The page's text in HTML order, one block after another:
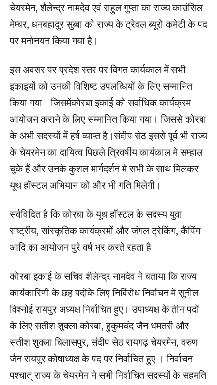
चेयरमेन, शैलेन्द्र नामदेव एवं राहुल गुप्ता का राज्य काउंसिल
मेम्बर, धनबहादुर सुब्बा को राज्य के ट्रेवल ब्यूरो कमेटी के पद
पर मनोनयन किया गया है।
इस अवसर पर प्रदेश स्तर पर विगत कार्यकाल में सभी
इकाइयों को उनकी विशिष्ट उपलब्धियों के लिए सम्मानित
किया गया। जिसमेंकोरबा इकाई को सर्वाधिक कार्यक्रम
आयोजन कराने के लिए सम्मानित किया गया। जिससे कोरबा
के अभी सदस्यों में हर्ष व्याप्त है।संदीप सेठ इससे पूर्व भी राज्य
के चेयरमेन का दायित्व पिछले त्रिवर्षीय कार्यकाल मे सम्हाल
चुके हैं और उनके कुशल मार्गदर्शन मे सभी के साथ मिलकर
यूथ हॉस्टल अभियान को और भी गति मिलेगी।
सर्वविदित है कि कोरबा के यूथ हॉस्टल के सदस्य युवा
राष्ट्रीय, सांस्कृतिक कार्यक्रमों और जंगल ट्रेकिंग, कैंपिंग
आदि का आयोजन पुरे वर्ष भर करते रहता है।
कोरबा इकाई के सचिव शैलेन्द्र नामदेव ने बताया कि राज्य
कार्यकारिणी के छह पदोंके लिए निर्विरोध निर्वाचन में सुनील
विश्नोई रायपुर अध्यक्ष निर्वाचित हुए। उपाध्यक्ष के तीन पदों
के लिए सतीश शुक्ला कोरबा, हुकुमचंद जैन धमतरी और
सतीश शुक्ला बिलासपुर, संदीप सेठ रायगढ़ चेयरमेन, वरुण
जैन रायपुर कोषाध्यक्ष के पद पर निर्वाचित हुए । निर्वाचन
पश्चात् राज्य के चेयरमेन ने सभी निर्वाचित सदस्यों के सहमति